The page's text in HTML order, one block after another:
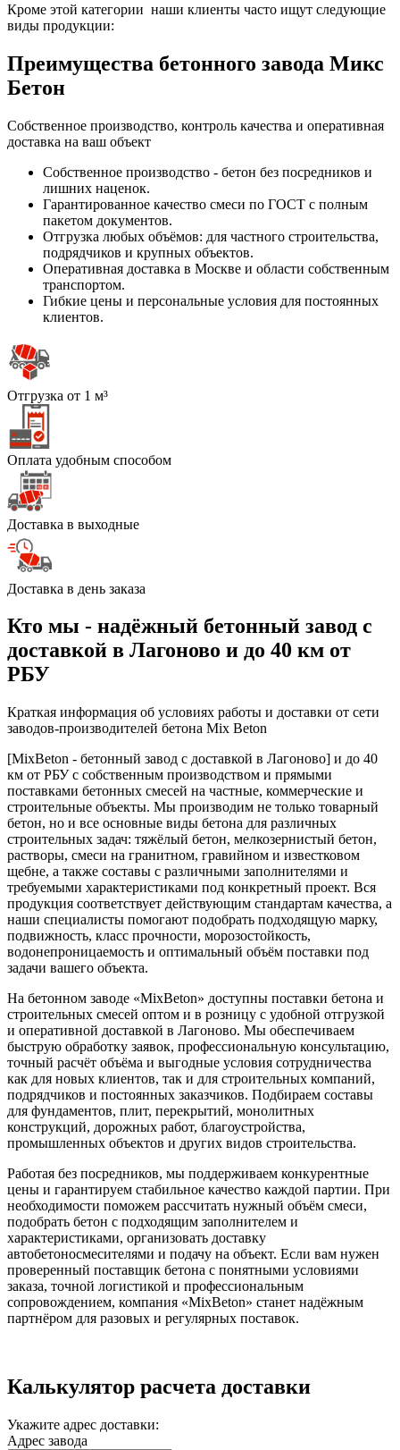
Кроме этой категории наши клиенты часто ищут следующие
виды продукции:
Преимущества бетонного завода Микс
Бетон
Собственное производство, контроль качества и оперативная
доставка на ваш объект
Собственное производство - бетон без посредников и
лишних наценок.
Гарантированное качество смеси по ГОСТ с полным
пакетом документов.
Отгрузка любых объёмов: для частного строительства,
подрядчиков и крупных объектов.
Оперативная доставка в Москве и области собственным
транспортом.
Гибкие цены и персональные условия для постоянных
клиентов.
Отгрузка от 1 м³
Оплата удобным способом
Доставка в выходные
Доставка в день заказа
Кто мы - надёжный бетонный завод с
доставкой в Лагоново и до 40 км от
РБУ
Краткая информация об условиях работы и доставки от сети
заводов-производителей бетона Mix Beton
[MixBeton - бетонный завод с доставкой в Лагоново] и до 40
км от РБУ с собственным производством и прямыми
поставками бетонных смесей на частные, коммерческие и
строительные объекты. Мы производим не только товарный
бетон, но и все основные виды бетона для различных
строительных задач: тяжёлый бетон, мелкозернистый бетон,
растворы, смеси на гранитном, гравийном и известковом
щебне, а также составы с различными заполнителями и
требуемыми характеристиками под конкретный проект. Вся
продукция соответствует действующим стандартам качества, а
наши специалисты помогают подобрать подходящую марку,
подвижность, класс прочности, морозостойкость,
водонепроницаемость и оптимальный объём поставки под
задачи вашего объекта.
На бетонном заводе «MixBeton» доступны поставки бетона и
строительных смесей оптом и в розницу с удобной отгрузкой
и оперативной доставкой в Лагоново. Мы обеспечиваем
быструю обработку заявок, профессиональную консультацию,
точный расчёт объёма и выгодные условия сотрудничества
как для новых клиентов, так и для строительных компаний,
подрядчиков и постоянных заказчиков. Подбираем составы
для фундаментов, плит, перекрытий, монолитных
конструкций, дорожных работ, благоустройства,
промышленных объектов и других видов строительства.
Работая без посредников, мы поддерживаем конкурентные
цены и гарантируем стабильное качество каждой партии. При
необходимости поможем рассчитать нужный объём смеси,
подобрать бетон с подходящим заполнителем и
характеристиками, организовать доставку
автобетоносмесителями и подачу на объект. Если вам нужен
проверенный поставщик бетона с понятными условиями
заказа, точной логистикой и профессиональным
сопровождением, компания «MixBeton» станет надёжным
партнёром для разовых и регулярных поставок.
Калькулятор расчета доставки
Укажите адрес доставки:
Адрес завода